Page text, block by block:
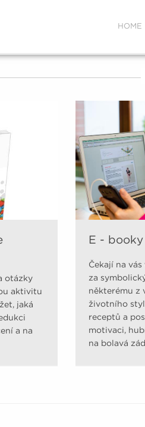
HOME
otázky
aktivitu
jaká
a na
E - booky
Čekají na
za
některému z
životního
receptů a
motivaci,
na bolavá